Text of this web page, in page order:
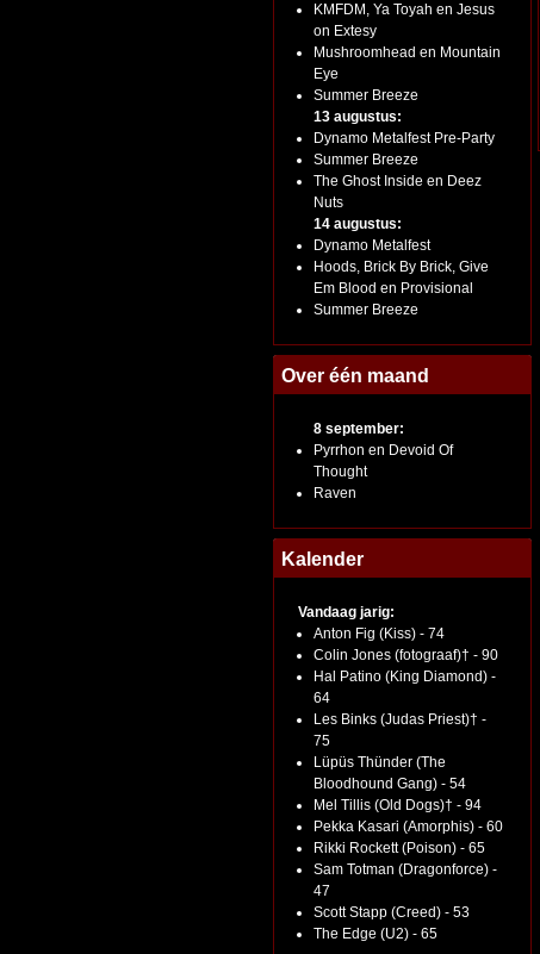
KMFDM, Ya Toyah en Jesus
on Extesy
Mushroomhead en Mountain
Eye
Summer Breeze
13 augustus:
Dynamo Metalfest Pre-Party
Summer Breeze
The Ghost Inside en Deez
Nuts
14 augustus:
Dynamo Metalfest
Hoods, Brick By Brick, Give
Em Blood en Provisional
Summer Breeze
Over één maand
8 september:
Pyrrhon en Devoid Of
Thought
Raven
Kalender
Vandaag jarig:
Anton Fig (Kiss) - 74
Colin Jones (fotograaf)† - 90
Hal Patino (King Diamond) -
64
Les Binks (Judas Priest)† -
75
Lüpüs Thünder (The
Bloodhound Gang) - 54
Mel Tillis (Old Dogs)† - 94
Pekka Kasari (Amorphis) - 60
Rikki Rockett (Poison) - 65
Sam Totman (Dragonforce) -
47
Scott Stapp (Creed) - 53
The Edge (U2) - 65